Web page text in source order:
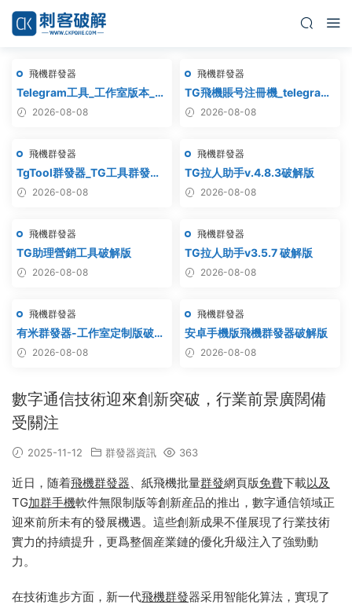
飛機群發器
Telegram工具_工作室版本_飛
機群發器_最新破解版
2026-08-08
飛機群發器
TG飛機賬号注冊機_telegram
注冊機_電報飛機号注冊機破解
2026-08-08
飛機群發器
TgTool群發器_TG工具群發器_
最新破解版
2026-08-08
飛機群發器
TG拉人助手v.4.8.3破解版
2026-08-08
飛機群發器
TG助理營銷工具破解版
2026-08-08
飛機群發器
TG拉人助手v3.5.7 破解版
2026-08-08
飛機群發器
有米群發器-工作室定制版破解
版 2026-08-08
飛機群發器
安卓手機版飛機群發器破解版
2026-08-08
數字通信技術迎來創新突破，行業前景廣闊備
受關注
2025-11-12 群發器資訊 363
近日，随着飛機群發器、紙飛機批量群發網頁版免費下載以及
TG加群手機軟件無限制版等創新産品的推出，數字通信領域正
迎來前所未有的發展機遇。這些創新成果不僅展現了行業技術
實力的持續提升，更爲整個産業鏈的優化升級注入了強勁動
力。
在技術進步方面，新一代飛機群發器采用智能化算法，實現了